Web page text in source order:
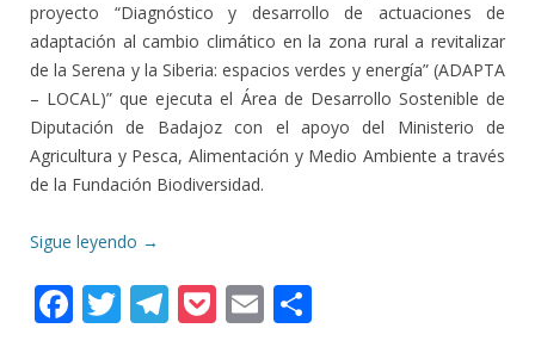
proyecto “Diagnóstico y desarrollo de actuaciones de
adaptación al cambio climático en la zona rural a revitalizar
de la Serena y la Siberia: espacios verdes y energía” (ADAPTA
– LOCAL)” que ejecuta el Área de Desarrollo Sostenible de
Diputación de Badajoz con el apoyo del Ministerio de
Agricultura y Pesca, Alimentación y Medio Ambiente a través
de la Fundación Biodiversidad.
Sigue leyendo →
F T T P E